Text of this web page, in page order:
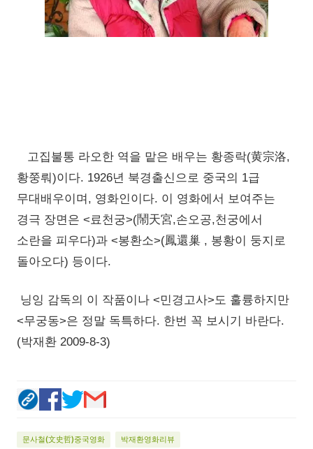
고집불통 라오한 역을 맡은 배우는 황종락(黄宗洛,
황쭝뤄)이다. 1926년 북경출신으로 중국의 1급
무대배우이며, 영화인이다. 이 영화에서 보여주는
경극 장면은 <료천궁>(鬧天宮,손오공,천궁에서
소란을 피우다)과 <봉환소>(鳳還巢 , 봉황이 둥지로
돌아오다) 등이다.
닝잉 감독의 이 작품이나 <민경고사>도 훌륭하지만
<무궁동>은 정말 독특하다. 한번 꼭 보시기 바란다.
(박재환 2009-8-3)
문사철(文史哲)중국영화 박재환영화리뷰